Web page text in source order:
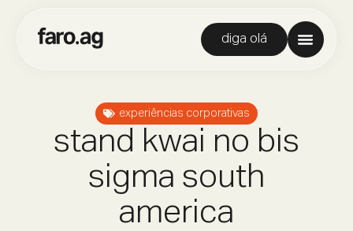
diga olá
experiências corporativas
stand kwai no bis
sigma south
america